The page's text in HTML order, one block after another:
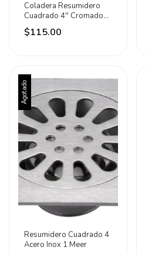
Coladera Resumidero
Cuadrado 4'' Cromado
Trampainsectos Meer
$115.00
Agotado
Resumidero Cuadrado 4
Acero Inox 1 Meer